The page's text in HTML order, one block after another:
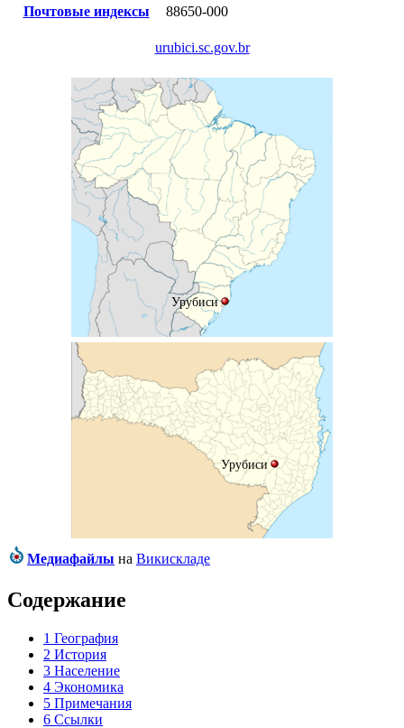
Почтовые индексы
88650-000
urubici.sc.gov.br
Урубиси
Урубиси
Медиафайлы на Викискладе
Содержание
1 География
2 История
3 Население
4 Экономика
5 Примечания
6 Ссылки